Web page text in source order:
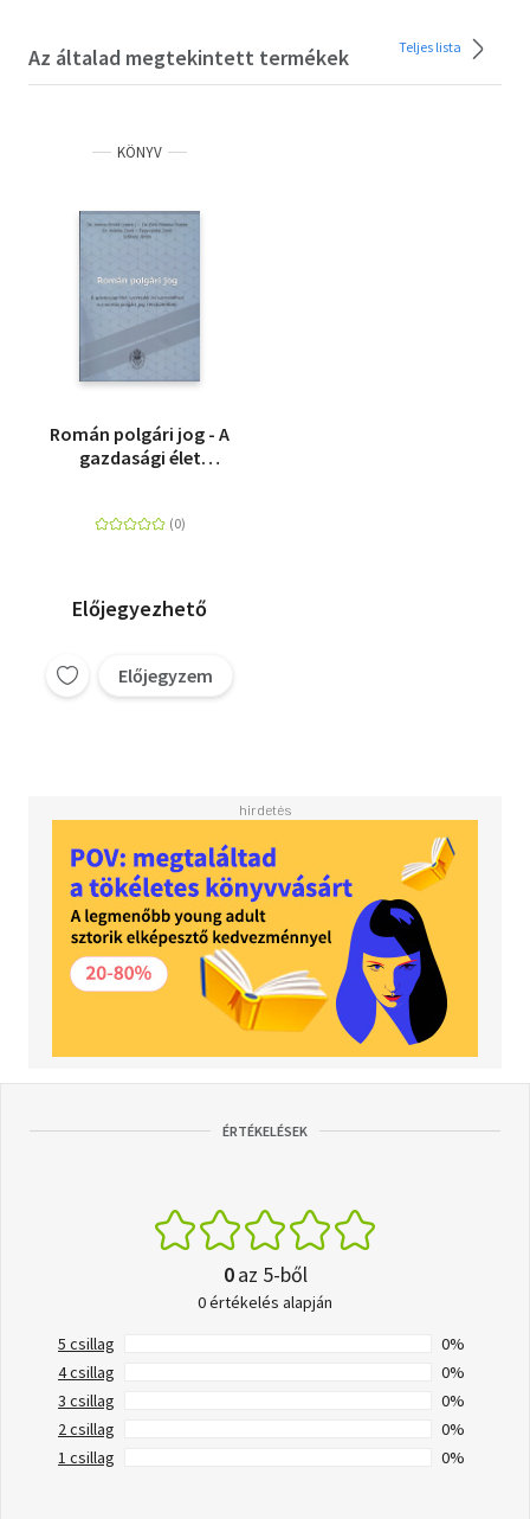
Az általad megtekintett termékek Teljes lista
KÖNYV
Román polgári jog - A
gazdasági élet
polgári jog
Előjegyezhető
Előjegyzem
ÉRTÉKELÉSEK
0az 5-ből
0 értékelés alapján
5 csillag
0%
4 csillag
0%
3 csillag
0%
2 csillag
0%
1 csillag
0%